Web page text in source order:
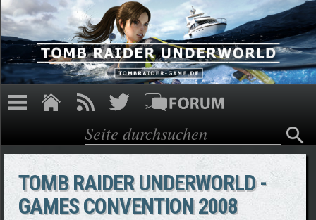
Direkt zum Inhalt
Suchformular
Suche
TOMB RAIDER UNDERWORLD -
GAMES CONVENTION 2008